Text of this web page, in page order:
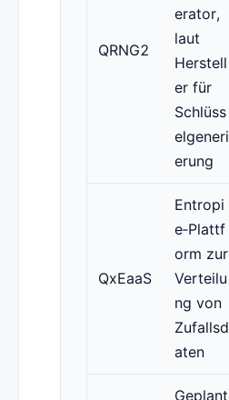
QRNG2
erator,
laut
Herstell
er für
Schlüss
elgeneri
erung
QxEaaS
Entropi
e‑Plattf
orm zur
Verteilu
ng von
Zufallsd
aten
Geplant